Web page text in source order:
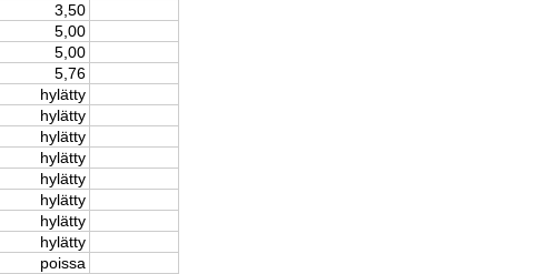
3,50
5,00
5,00
5,76
hylätty
hylätty
hylätty
hylätty
hylätty
hylätty
hylätty
hylätty
poissa